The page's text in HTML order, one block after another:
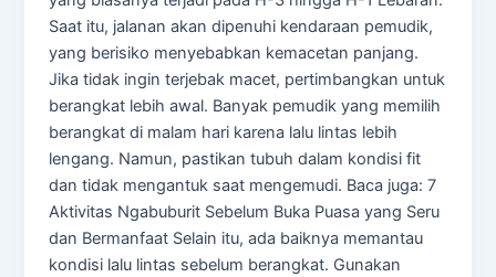
Saat itu, jalanan akan dipenuhi kendaraan pemudik,
yang berisiko menyebabkan kemacetan panjang.
Jika tidak ingin terjebak macet, pertimbangkan untuk
berangkat lebih awal. Banyak pemudik yang memilih
berangkat di malam hari karena lalu lintas lebih
lengang. Namun, pastikan tubuh dalam kondisi fit
dan tidak mengantuk saat mengemudi. Baca juga: 7
Aktivitas Ngabuburit Sebelum Buka Puasa yang Seru
dan Bermanfaat Selain itu, ada baiknya memantau
kondisi lalu lintas sebelum berangkat. Gunakan